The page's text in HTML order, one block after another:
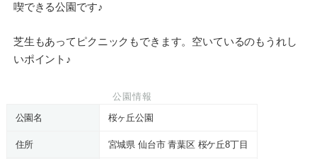
喫できる公園です♪
芝生もあってピクニックもできます。空いているのもうれし
いポイント♪
公園情報
公園名
桜ヶ丘公園
住所 宮城県 仙台市 青葉区 桜ケ丘8丁目